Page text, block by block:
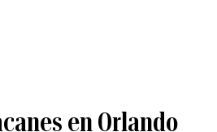
en Orlando